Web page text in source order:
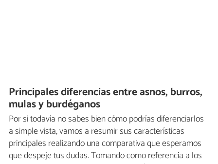
Principales diferencias entre asnos, burros,
mulas y burdéganos
Por si todavía no sabes bien cómo podrías diferenciarlos
a simple vista, vamos a resumir sus características
principales realizando una comparativa que esperamos
que despeje tus dudas. Tomando como referencia a los